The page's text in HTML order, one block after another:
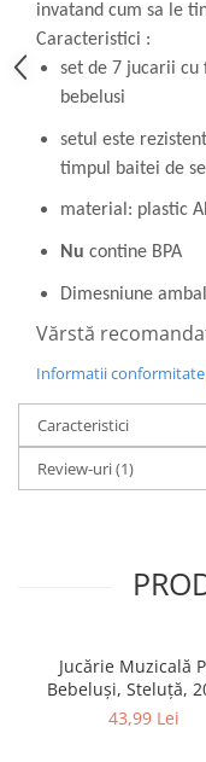
invatand cum sa le
Caracteristici :
set de 7 jucarii
bebelusi
setul este
timpul baitei de
material: plastic
Nu contine BPA
Dimesniune
Vărstă
Informatii
Caracteristici
Review-uri(1)
Jucărie Muzicală
Bebeluși, Steluță,
43,99 Lei